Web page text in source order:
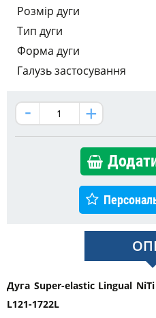
Розмір дуги
Тип дуги
Форма дуги
Галузь застосування
Дуга Super-elastic Lingual
L121-1722L